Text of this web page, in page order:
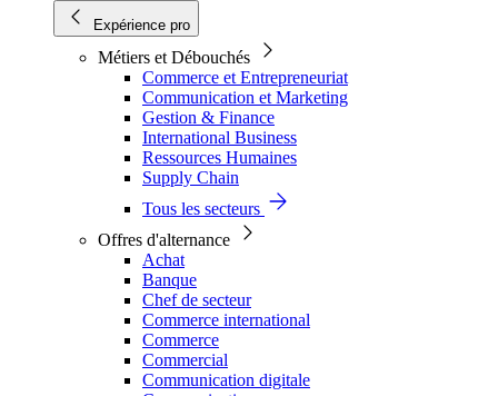
Expérience pro
Métiers et Débouchés
Commerce et Entrepreneuriat
Communication et Marketing
Gestion & Finance
International Business
Ressources Humaines
Supply Chain
Tous les secteurs
Offres d'alternance
Achat
Banque
Chef de secteur
Commerce international
Commerce
Commercial
Communication digitale